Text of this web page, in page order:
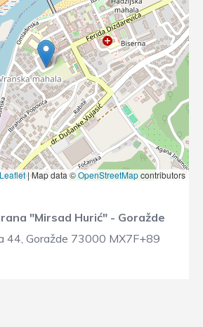
Leaflet |Map data ©OpenStreetMapcontributors
"Mirsad Hurić" - Goražde
44, Goražde 73000 MX7F+89